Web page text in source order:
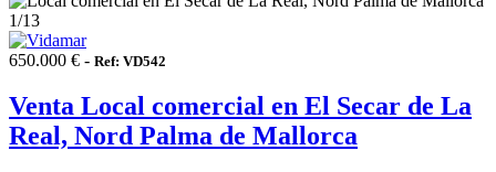
1/13
650.000 € - Ref: VD542
Venta Local comercial en El Secar de La
Real, Nord Palma de Mallorca